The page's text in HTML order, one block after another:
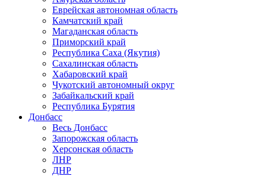
Еврейская автономная область
Камчатский край
Магаданская область
Приморский край
Республика Саха (Якутия)
Сахалинская область
Хабаровский край
Чукотский автономный округ
Забайкальский край
Республика Бурятия
Донбасс
Весь Донбасс
Запорожская область
Херсонская область
ЛНР
ДНР